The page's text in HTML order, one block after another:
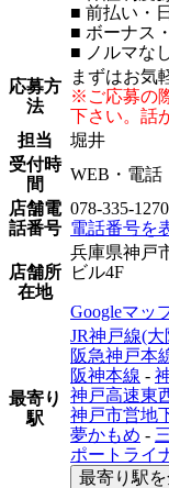
■ 前払い・
■ ボーナス
■ ノルマな
応募方
法
まずはお気
※ご応募の
下さい。話
担当
堀井
受付時
間
WEB・電話
店舗電
話番号
078-335-1270
電話番号を
店舗所
在地
兵庫県神戸
ビル4F
Googleマッ
最寄り
駅
JR神戸線(
阪急神戸本
阪神本線 -
神戸高速東
神戸市営地
夢かもめ -
ポートライ
最寄り駅